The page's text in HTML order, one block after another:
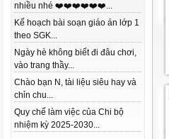
nhiều nhé ❤️❤️❤️❤️❤️❤️...
Kế hoạch bài soạn giáo án lớp 1
theo SGK...
Ngày hè không biết đi đâu chơi,
vào trang thầy...
Chào bạn N, tài liệu siêu hay và
chỉn chu...
Quy chế làm việc của Chi bộ
nhiệm kỳ 2025-2030...